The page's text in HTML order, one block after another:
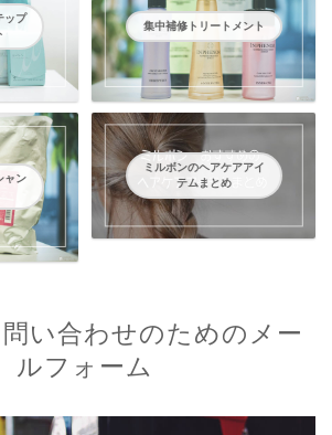
ップ
集中補修トリートメント
ャン
ミルボンのヘアケアアイ
テムまとめ
い合わせのためのメー
ルフォーム